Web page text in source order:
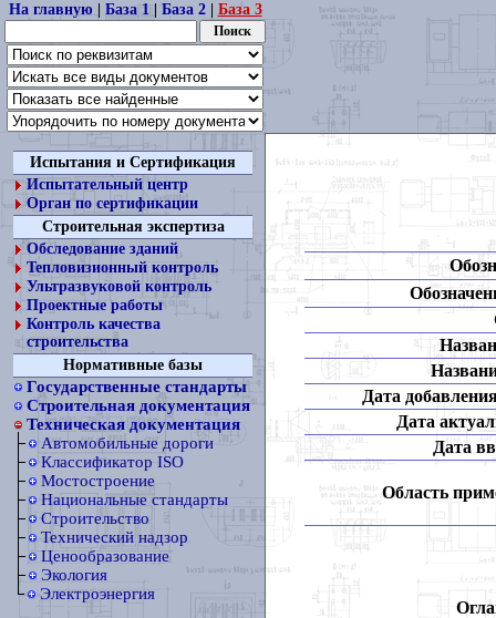
На главную| База 1| База 2| База 3
Испытания и Сертификация
Испытательный центр
Орган по сертификации
Строительная экспертиза
Обследование зданий
Тепловизионный контроль
Ультразвуковой контроль
Проектные работы
Контроль качества
строительства
Нормативные базы
Государственные стандарты
Строительная документация
Техническая документация
Автомобильные дороги
Классификатор ISO
Мостостроение
Национальные стандарты
Строительство
Технический надзор
Ценообразование
Экология
Электроэнергия
Дата
Дата
Дата
Область